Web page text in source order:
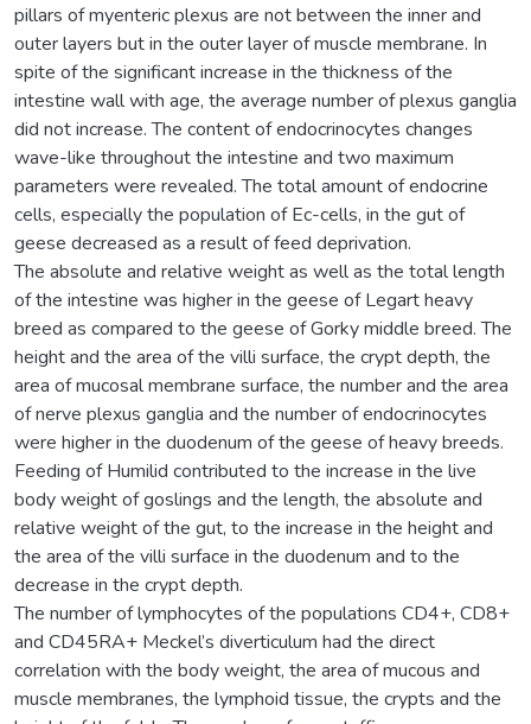
pillars of myenteric plexus are not between the inner and
outer layers but in the outer layer of muscle membrane. In
spite of the significant increase in the thickness of the
intestine wall with age, the average number of plexus ganglia
did not increase. The content of endocrinocytes changes
wave-like throughout the intestine and two maximum
parameters were revealed. The total amount of endocrine
cells, especially the population of Ec-cells, in the gut of
geese decreased as a result of feed deprivation.
The absolute and relative weight as well as the total length
of the intestine was higher in the geese of Legart heavy
breed as compared to the geese of Gorky middle breed. The
height and the area of the villi surface, the crypt depth, the
area of mucosal membrane surface, the number and the area
of nerve plexus ganglia and the number of endocrinocytes
were higher in the duodenum of the geese of heavy breeds.
Feeding of Humilid contributed to the increase in the live
body weight of goslings and the length, the absolute and
relative weight of the gut, to the increase in the height and
the area of the villi surface in the duodenum and to the
decrease in the crypt depth.
The number of lymphocytes of the populations CD4+, CD8+
and CD45RA+ Meckel’s diverticulum had the direct
correlation with the body weight, the area of mucous and
muscle membranes, the lymphoid tissue, the crypts and the